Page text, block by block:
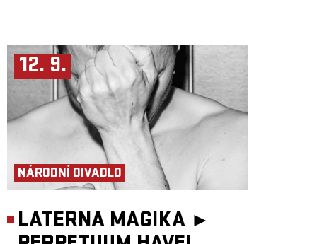
12. 9.
NÁRODNÍ DIVADLO
LATERNA MAGIKA ►